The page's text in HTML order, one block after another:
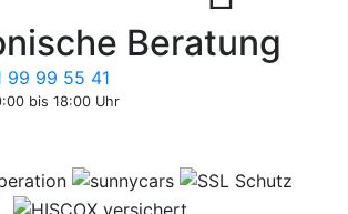
Beratung
99 99 55 41
bis 18:00 Uhr